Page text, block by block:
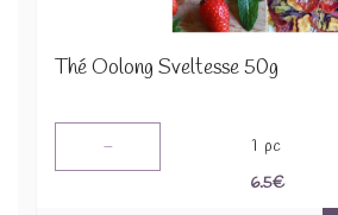
Thé Oolong Sveltesse 50g
- 1 pc
6.5€